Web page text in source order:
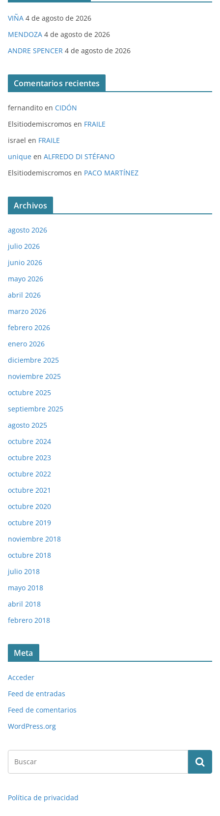
VIÑA 4 de agosto de 2026
MENDOZA 4 de agosto de 2026
ANDRE SPENCER 4 de agosto de 2026
Comentarios recientes
fernandito en CIDÓN
Elsitiodemiscromos en FRAILE
israel en FRAILE
unique en ALFREDO DI STÉFANO
Elsitiodemiscromos en PACO MARTÍNEZ
Archivos
agosto 2026
julio 2026
junio 2026
mayo 2026
abril 2026
marzo 2026
febrero 2026
enero 2026
diciembre 2025
noviembre 2025
octubre 2025
septiembre 2025
agosto 2025
octubre 2024
octubre 2023
octubre 2022
octubre 2021
octubre 2020
octubre 2019
noviembre 2018
octubre 2018
julio 2018
mayo 2018
abril 2018
febrero 2018
Meta
Acceder
Feed de entradas
Feed de comentarios
WordPress.org
Política de privacidad